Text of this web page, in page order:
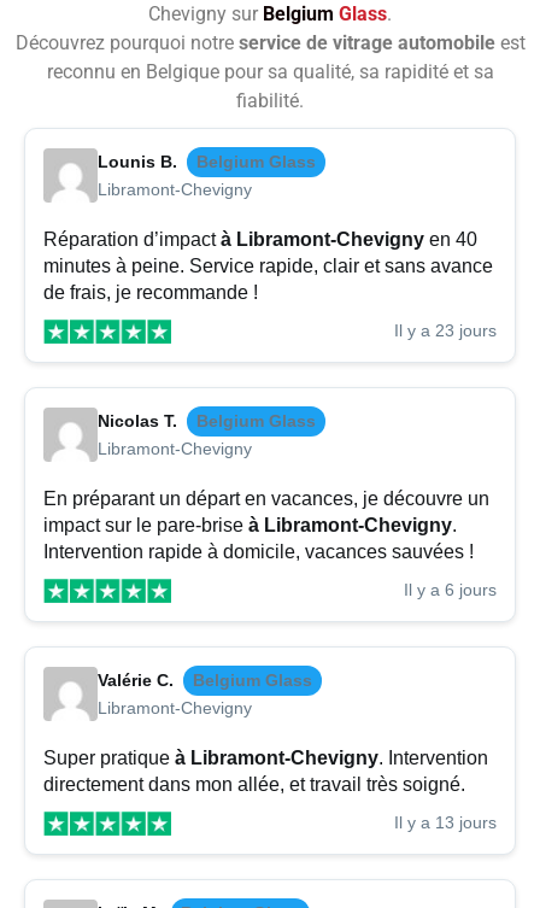
Chevigny sur Belgium Glass.
Découvrez pourquoi notre service de vitrage automobileest
reconnu en Belgique pour sa qualité, sa rapidité et sa
fiabilité.
Lounis B.
Belgium Glass
Libramont-Chevigny
Réparation d’impactà Libramont-Chevigny en 40
minutes à peine. Service rapide, clair et sans avance
de frais, je recommande !
Il y a 23 jours
Nicolas T.
Belgium Glass
Libramont-Chevigny
En préparant un départ en vacances, je découvre un
impact sur le pare-brise à Libramont-Chevigny.
Intervention rapide à domicile, vacances sauvées !
Il y a 6 jours
Valérie C.
Belgium Glass
Libramont-Chevigny
Super pratique à Libramont-Chevigny. Intervention
directement dans mon allée, et travail très soigné.
Il y a 13 jours